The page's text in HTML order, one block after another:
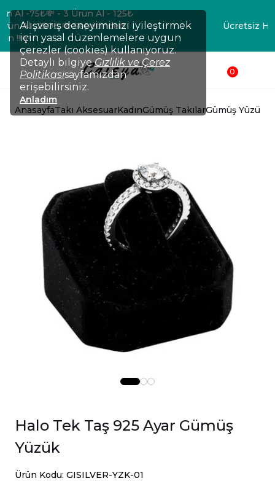
Alışveriş deneyiminizi iyileştirmek
için yasal düzenlemelere uygun
çerezler (cookies) kullanıyoruz.
Detaylı bilgiye Gizlilik ve Çerez
Politikasısayfamızdan
erişebilirsiniz.
Anladım
💸TÜM ÜRÜNLERDE !!! 2 Ürün Al -75₺💸 - 3 Ürün Al - 125₺
💸- 4 Ürün Al -200₺ 💸- 5 Ürün Al -250₺ 💸 Sepetinden
düşsün !!!💸
0
AnasayfaTakı AksesuarKadınGümüş TakılarGümüş Yüzük
Halo Tek Taş 925 Ayar Gümüş
Yüzük
Ürün Kodu: GISILVER-YZK-01